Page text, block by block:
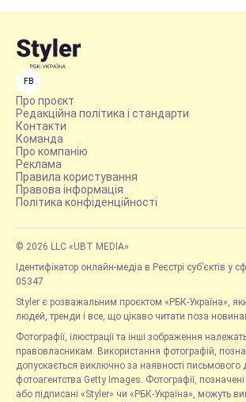
FB
Про проєкт
Редакційна політика і стандарти
Контакти
Команда
Про компанію
Реклама
Правила користування
Правова інформація
Політика конфіденційності
© 2026 LLC «UBT MEDIA»
Ідентифікатор онлайн-медіа в Реєстрі суб’єктів у
05347
Styler є розважальним проєктом «РБК-Україна»,
людей, тренди і все, що цікаво читати поза
Фотографії, ілюстрації та інші зображення
правовласникам. Використання фотографій,
допускається виключно за наявності письмового
фотоагентства Getty Images. Фотографії,
або підписані «Styler» чи «РБК-Україна», можуть